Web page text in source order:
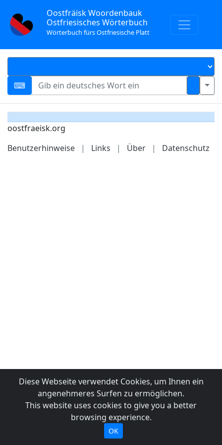
Oostfräisk Woordenbauk
Ostfriesisches Wörterbuch
Wörterbuch fürs Ostfriesische Platt
oostfraeisk.org
Benutzerhinweise
| Links | Über | Datenschutz
Diese Webseite verwendet Cookies, um Ihnen ein
angenehmeres Surfen zu ermöglichen.
This website uses cookies to give you a better
browsing experience.
OK